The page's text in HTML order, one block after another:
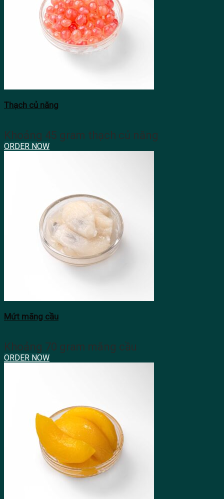
Thạch củ năng
Khoảng 45 gram thạch củ năng
ORDER NOW
Mứt mãng cầu
Khoảng 70 gram mãng cầu
ORDER NOW